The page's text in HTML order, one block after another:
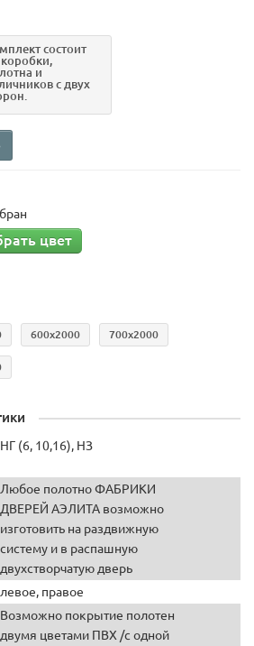
состоит
коробки,
и
с двух
цвет
600х2000 700х2000
НГ (6, 10,16), НЗ
Любое полотно ФАБРИКИ
ДВЕРЕЙ АЭЛИТА возможно
изготовить на раздвижную
систему и в распашную
двухстворчатую дверь
левое, правое
Возможно покрытие полотен
двумя цветами ПВХ /с одной